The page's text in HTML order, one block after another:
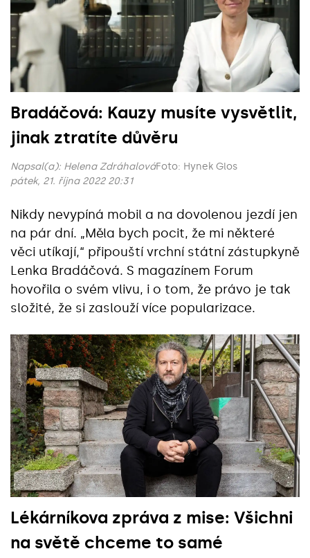
Bradáčová: Kauzy musíte vysvětlit,
jinak ztratíte důvěru
Napsal(a): Helena ZdráhalováFoto: Hynek Glos
pátek, 21. října 2022 20:31
Nikdy nevypíná mobil a na dovolenou jezdí jen
na pár dní. „Měla bych pocit, že mi některé
věci utíkají,“ připouští vrchní státní zástupkyně
Lenka Bradáčová. S magazínem Forum
hovořila o svém vlivu, i o tom, že právo je tak
složité, že si zaslouží více popularizace.
Lékárníkova zpráva z mise: Všichni
na světě chceme to samé